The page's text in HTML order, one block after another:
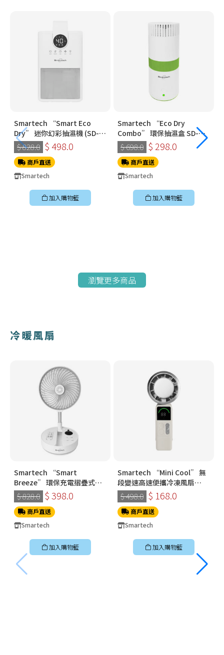
Smartech “Smart Eco
Dry” 迷你幻彩抽濕機 (SD-
1910)
$ 828.0 $ 498.0
商戶直送
Smartech
加入購物籃
Smartech “Eco Dry
Combo” 環保抽濕盒 SD-
3321
$ 698.0 $ 298.0
商戶直送
Smartech
加入購物籃
瀏覽更多商品
冷暖風扇
Smartech “Smart
Breeze” 環保充電摺疊式伸
縮搖擺風扇 SF8918
$ 828.0 $ 398.0
商戶直送
Smartech
加入購物籃
Smartech “Mini Cool” 無
段變速高速便攜冷凍風扇
SG3718
$ 498.0 $ 168.0
商戶直送
Smartech
加入購物籃